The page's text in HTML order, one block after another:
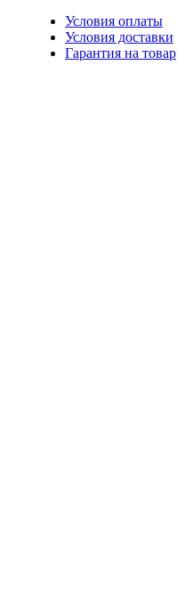
Условия оплаты
Условия доставки
Гарантия на товар